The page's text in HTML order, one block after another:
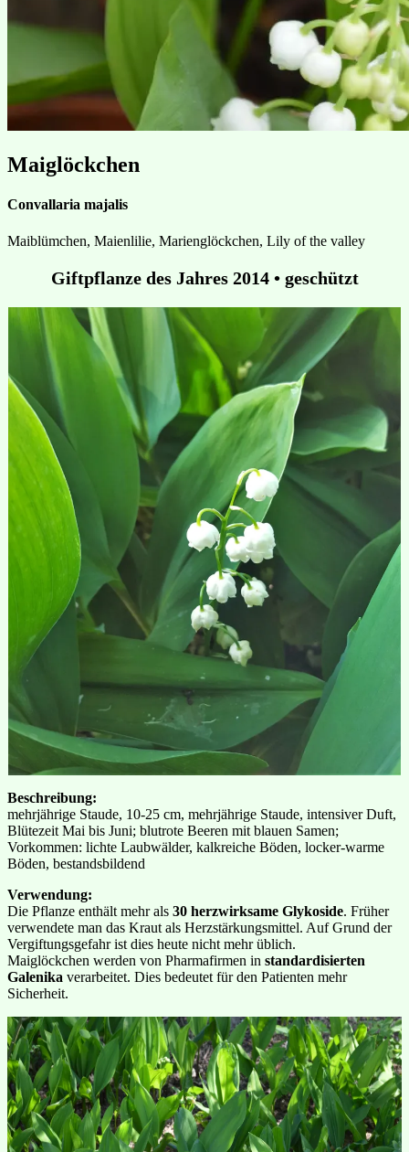
Maiglöckchen
Convallaria majalis
Maiblümchen, Maienlilie, Marienglöckchen, Lily of the valley
Giftpflanze des Jahres 2014 • geschützt
Beschreibung:
mehrjährige Staude, 10-25 cm, mehrjährige Staude, intensiver Duft,
Blütezeit Mai bis Juni; blutrote Beeren mit blauen Samen;
Vorkommen: lichte Laubwälder, kalkreiche Böden, locker-warme
Böden, bestandsbildend
Verwendung:
Die Pflanze enthält mehr als 30 herzwirksame Glykoside. Früher
verwendete man das Kraut als Herzstärkungsmittel. Auf Grund der
Vergiftungsgefahr ist dies heute nicht mehr üblich.
Maiglöckchen werden von Pharmafirmen in standardisierten
Galenika verarbeitet. Dies bedeutet für den Patienten mehr
Sicherheit.